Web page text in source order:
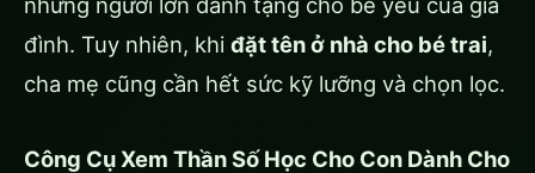
đình. Tuy nhiên, khi đặt tên ở nhà cho bé trai,
cha mẹ cũng cần hết sức kỹ lưỡng và chọn lọc.
Công Cụ Xem Thần Số Học Cho Con Dành Cho